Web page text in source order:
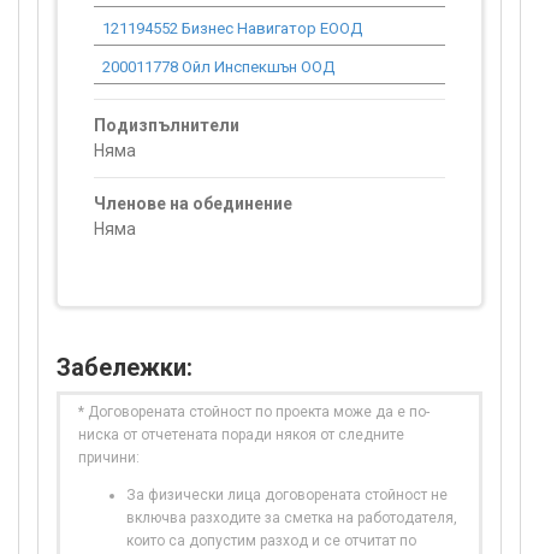
121194552 Бизнес Навигатор ЕООД
200011778 Ойл Инспекшън ООД
Подизпълнители
Няма
Членове на обединение
Няма
Забележки:
* Договорената стойност по проекта може да е по-
ниска от отчетената поради някоя от следните
причини:
За физически лица договорената стойност не
включва разходите за сметка на работодателя,
които са допустим разход и се отчитат по